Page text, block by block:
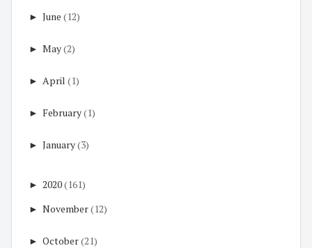
► June (12)
► May(2)
► April (1)
► February(1)
► January(3)
► 2020(161)
► November(12)
► October(21)